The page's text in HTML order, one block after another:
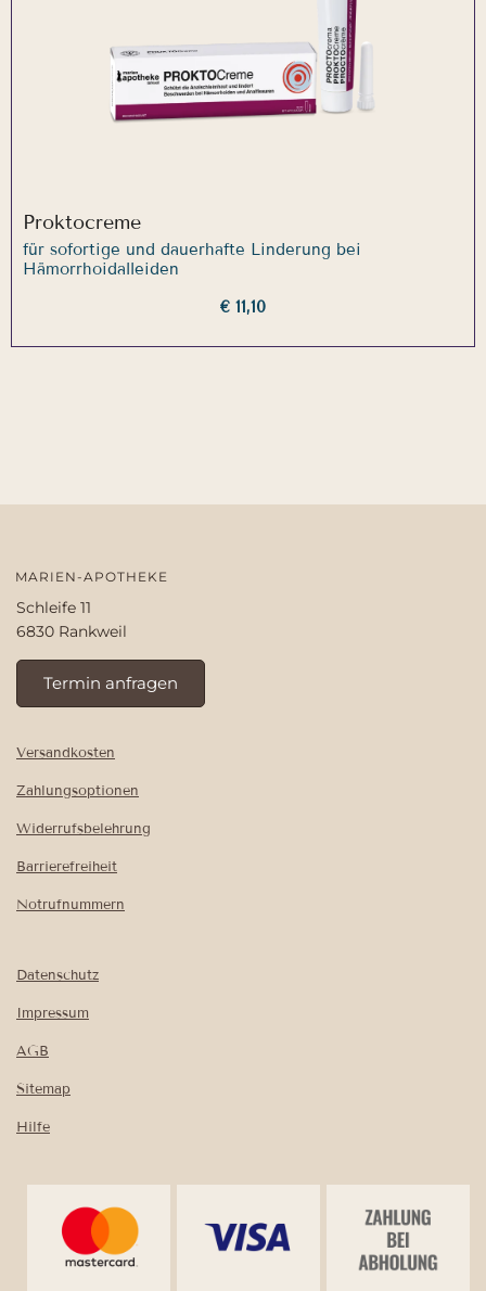
Proktocreme
für sofortige und dauerhafte Linderung bei
Hämorrhoidalleiden
€ 11,10
MARIEN-APOTHEKE
Schleife 11
6830 Rankweil
Termin anfragen
Versandkosten
Zahlungsoptionen
Widerrufsbelehrung
Barrierefreiheit
Notrufnummern
Datenschutz
Impressum
AGB
Sitemap
Hilfe